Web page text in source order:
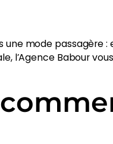
une mode
l’Agence Babour